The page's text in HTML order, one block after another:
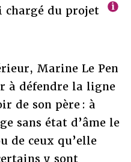
du projet
Marine Le Pen
à défendre la ligne
de son père : à
sans état d’âme le
de ceux qu’elle
y sont